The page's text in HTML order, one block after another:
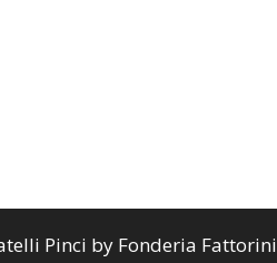
Pinci by Fonderia Fattorini